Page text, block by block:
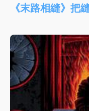
《末路相縫》把